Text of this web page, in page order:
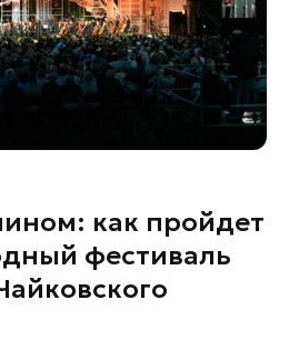
как пройдет
фестиваль